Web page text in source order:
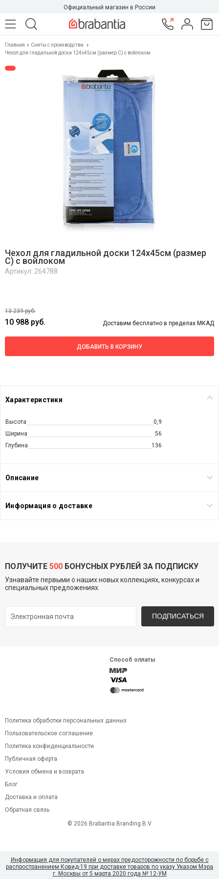
Официальный магазин в России
Главная
Сняты с производства
Чехол для гладильной доски 124х45см (размер C) с войлоком
Чехол для гладильной доски 124х45см (размер
C) с войлоком
Артикул: 264788
13 239 руб.
10 988 руб. Доставим бесплатно в пределах МКАД
ДОБАВИТЬ В КОРЗИНУ
Характеристики
Высота
0,9
Ширина
56
Глубина
136
Описание
Информация о доставке
ПОЛУЧИТЕ 500 БОНУСНЫХ РУБЛЕЙ ЗА ПОДПИСКУ
Узнавайте первыми о наших новых коллекциях, конкурсах и
специальных предложениях.
ПОДПИСАТЬСЯ
Способ оплаты
Политика обработки персональных данных
Пользовательское соглашение
Политика конфиденциальности
Публичная оферта
Условия обмена и возврата
Блог
Доставка и оплата
Обратная связь
© 2026 Brabantia Branding B.V
Информация для покупателей о мерах предосторожности по борьбе с
распространением Ковид-19 при доставке товаров по указу Указом Мэра
г. Москвы от 5 марта 2020 года № 12-УМ